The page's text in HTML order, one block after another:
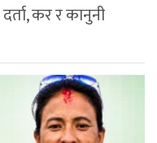
कर र कानुनी